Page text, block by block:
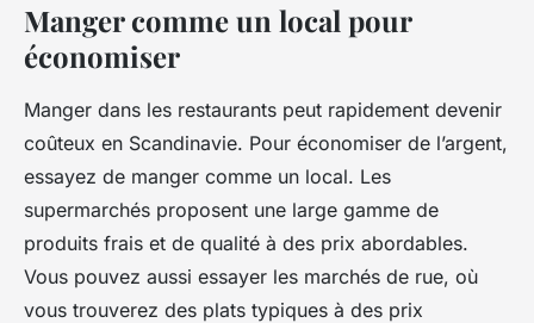
Manger comme un local pour
économiser
Manger dans les restaurants peut rapidement devenir
coûteux en Scandinavie. Pour économiser de l’argent,
essayez de manger comme un local. Les
supermarchés proposent une large gamme de
produits frais et de qualité à des prix abordables.
Vous pouvez aussi essayer les marchés de rue, où
vous trouverez des plats typiques à des prix